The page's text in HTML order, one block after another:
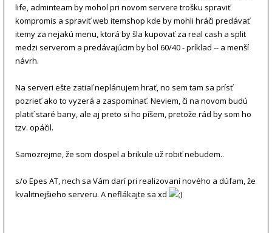
life, adminteam by mohol pri novom servere trošku spraviť
kompromis a spraviť web itemshop kde by mohli hráči predávať
itemy za nejakú menu, ktorá by šla kupovať za real cash a split
medzi serverom a predávajúcim by bol 60/40 - príklad -- a menší
návrh.
Na serveri ešte zatiaľ neplánujem hrať, no sem tam sa prísť
pozrieť ako to vyzerá a zaspomínať. Neviem, či na novom budú
platiť staré bany, ale aj preto si ho píšem, pretože rád by som ho
tzv. opáčil.
Samozrejme, že som dospel a brikule už robiť nebudem..
s/o Epes AT, nech sa Vám darí pri realizovaní nového a dúfam, že
kvalitnejšieho serveru. A neflákajte sa xd